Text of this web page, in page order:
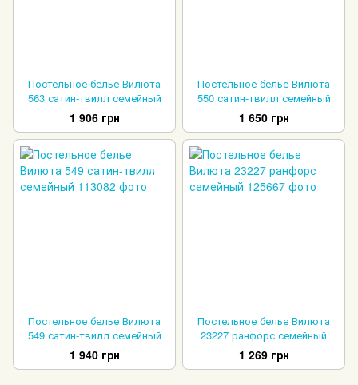
Постельное белье Вилюта
563 сатин-твилл семейный
1 906 грн
Постельное белье Вилюта
550 сатин-твилл семейный
1 650 грн
Постельное белье Вилюта
549 сатин-твилл семейный
1 940 грн
Постельное белье Вилюта
23227 ранфорс семейный
1 269 грн